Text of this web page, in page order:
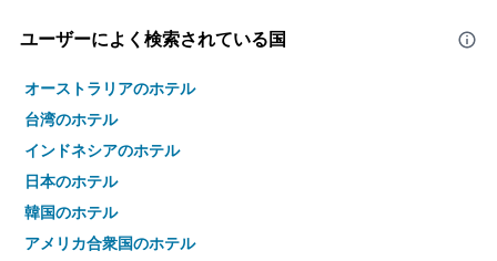
ユーザーによく検索されている国
オーストラリアのホテル
台湾のホテル
インドネシアのホテル
日本のホテル
韓国のホテル
アメリカ合衆国のホテル